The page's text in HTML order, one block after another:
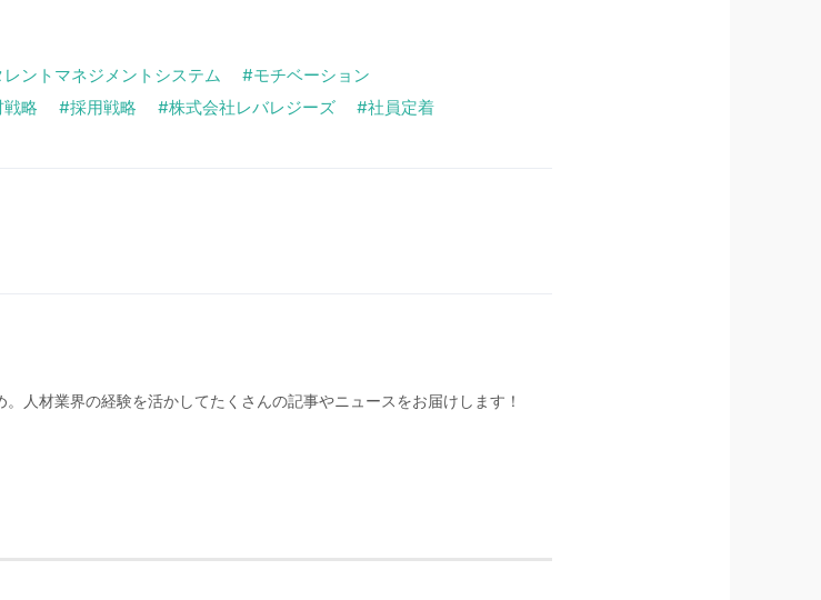
レントマネジメントシステム
モチベーション
戦略 採用戦略 株式会社レバレジーズ 社員定着
人材業界の経験を活かしてたくさんの記事やニュースをお届けします！